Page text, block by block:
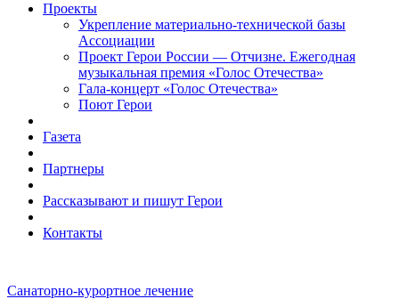
Проекты
Укрепление материально-технической базы
Ассоциации
Проект Герои России — Отчизне. Ежегодная
музыкальная премия «Голос Отечества»
Гала-концерт «Голос Отечества»
Поют Герои
Газета
Партнеры
Рассказывают и пишут Герои
Контакты
Санаторно-курортное лечение